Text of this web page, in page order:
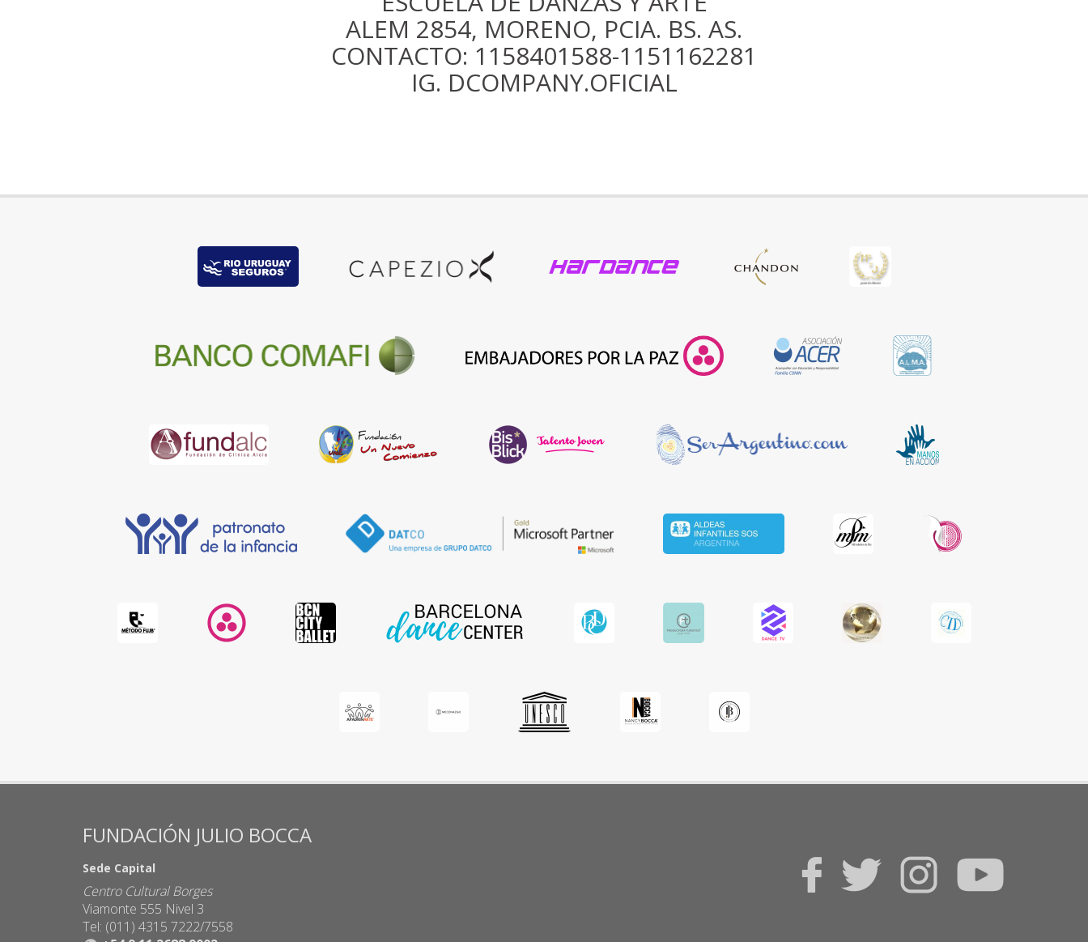
ALEM 2854, MORENO, PCIA. BS. AS.
CONTACTO: 1158401588-1151162281
IG. DCOMPANY.OFICIAL
FUNDACIÓN JULIO BOCCA
Sede Capital
Centro Cultural Borges
Viamonte 555 Nivel 3
Tel: (011) 4315 7222/7558